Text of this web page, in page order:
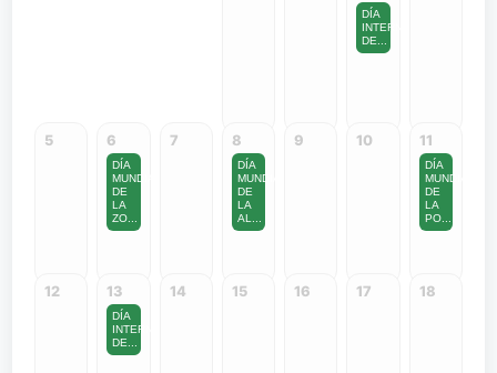
DÍA
INTERNACIONAL
DE...
5 6
DÍA
MUNDIAL
DE
LA
ZO...
7 8
DÍA
MUNDIAL
DE
LA
AL...
9 10 11
DÍA
MUNDIAL
DE
LA
PO...
12 13
DÍA
INTERNACIONAL
DE...
14 15 16 17 18